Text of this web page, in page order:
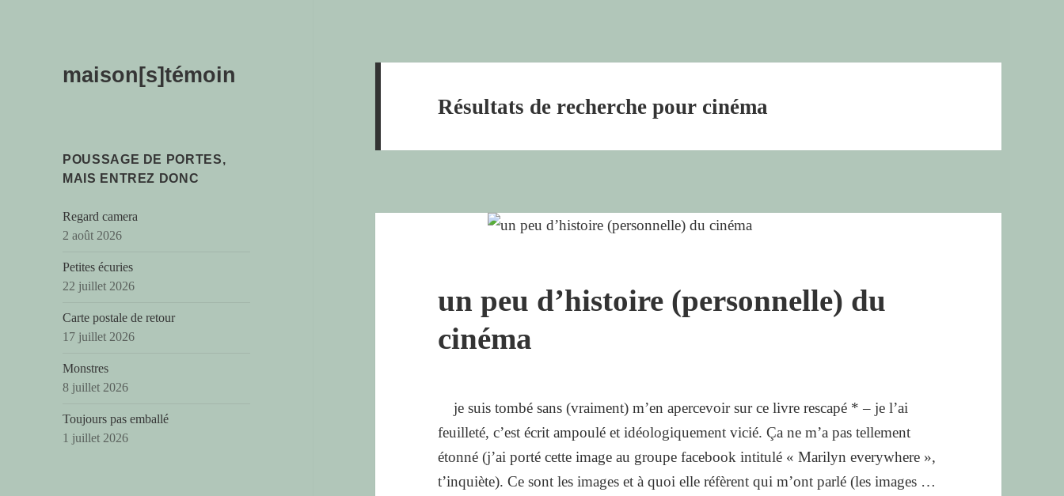
maison[s]témoin
POUSSAGE DE PORTES,
MAIS ENTREZ DONC
Regard camera
2 août 2026
Petites écuries
22 juillet 2026
Carte postale de retour
17 juillet 2026
Monstres
8 juillet 2026
Toujours pas emballé
1 juillet 2026
Résultats de recherche pour cinéma
un peu d’histoire (personnelle) du
cinéma
je suis tombé sans (vraiment) m’en apercevoir sur ce livre rescapé * – je l’ai
feuilleté, c’est écrit ampoulé et idéologiquement vicié. Ça ne m’a pas tellement
étonné (j’ai porté cette image au groupe facebook intitulé « Marilyn everywhere »,
t’inquiète). Ce sont les images et à quoi elle réfèrent qui m’ont parlé (les images …